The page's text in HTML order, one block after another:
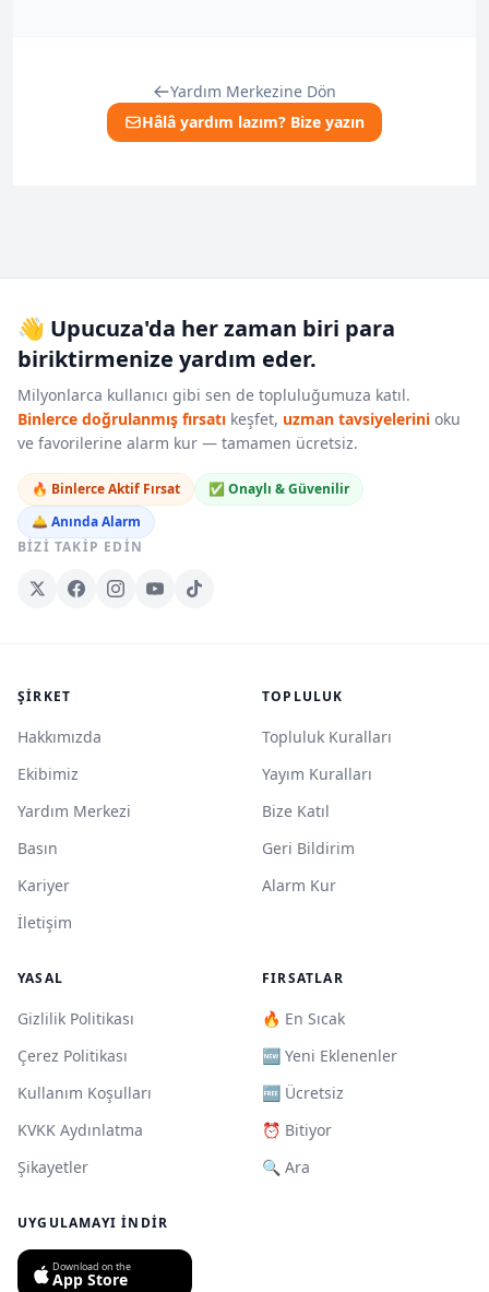
Yardım Merkezine Dön
Hâlâ yardım lazım? Bize yazın
👋 Upucuza'da her zaman biri para
biriktirmenize yardım eder.
Milyonlarca kullanıcı gibi sen de topluluğumuza katıl.
Binlerce doğrulanmış fırsatı keşfet, uzman tavsiyelerini oku
ve favorilerine alarm kur — tamamen ücretsiz.
🔥 Binlerce Aktif Fırsat
✅ Onaylı & Güvenilir
🛎️ Anında Alarm
BIZI TAKIP EDIN
ŞIRKET
Hakkımızda
Ekibimiz
Yardım Merkezi
Basın
Kariyer
İletişim
TOPLULUK
Topluluk Kuralları
Yayım Kuralları
Bize Katıl
Geri Bildirim
Alarm Kur
YASAL
Gizlilik Politikası
Çerez Politikası
Kullanım Koşulları
KVKK Aydınlatma
Şikayetler
FIRSATLAR
🔥 En Sıcak
🆕 Yeni Eklenenler
🆓 Ücretsiz
⏰ Bitiyor
🔍 Ara
UYGULAMAYI İNDIR
Download on the
App Store